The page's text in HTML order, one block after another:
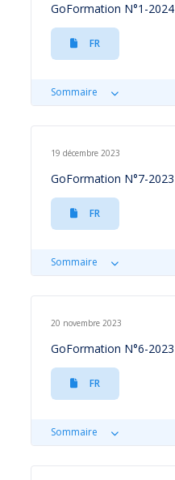
GoFormation N°1-2024
FR
Sommaire
19 décembre 2023
GoFormation N°7-2023
FR
Sommaire
20 novembre 2023
GoFormation N°6-2023
FR
Sommaire